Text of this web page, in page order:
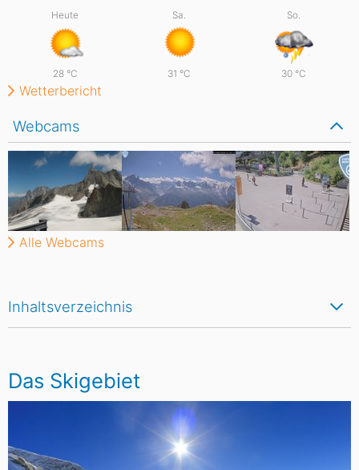
Inhaltsverzeichnis
Das Skigebiet
Heute
28 °C
Sa.
31 °C
So.
30 °C
Wetterbericht
Webcams
Alle Webcams